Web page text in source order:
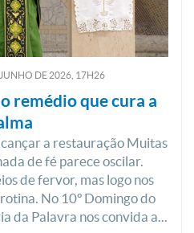
JUNHO DE 2026, 17H26
remédio que cura a
a restauração Muitas
de fé parece oscilar.
de fervor, mas logo nos
No 10º Domingo do
da Palavra nos convida a...